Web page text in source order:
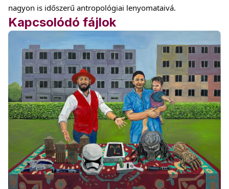
nagyon is időszerű antropológiai lenyomataivá.
Kapcsolódó fájlok